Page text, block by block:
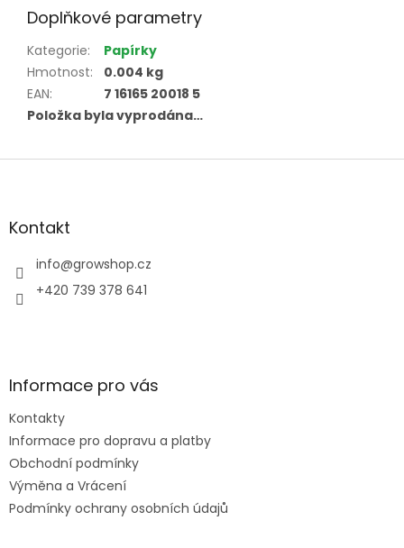
Doplňkové parametry
Kategorie:
Papírky
Hmotnost:
0.004 kg
EAN:
7 16165 20018 5
Položka byla vyprodána…
Z
aKontakt
info@growshop.cz
+420 739 378 641
Informace pro vás
Kontakty
Informace pro dopravu a platby
Obchodní podmínky
Výměna a Vrácení
Podmínky ochrany osobních údajů